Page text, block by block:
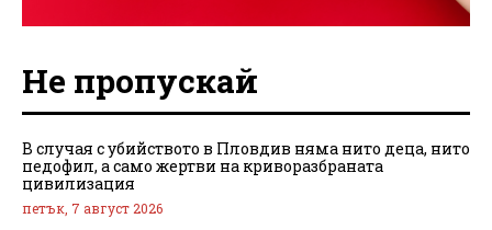
Не пропускай
В случая с убийството в Пловдив няма нито деца, нито
педофил, а само жертви на криворазбраната
цивилизация
петък, 7 август 2026